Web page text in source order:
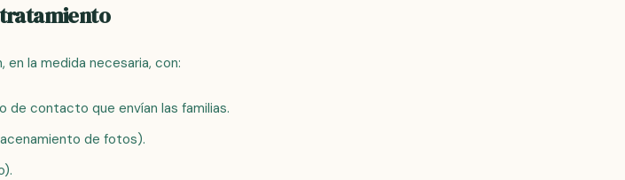
la medida necesaria, con:
de contacto que envían las familias.
de fotos).